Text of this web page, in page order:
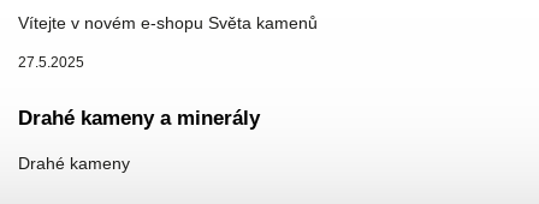
Vítejte v novém e-shopu Světa kamenů
27.5.2025
Drahé kameny a minerály
Drahé kameny